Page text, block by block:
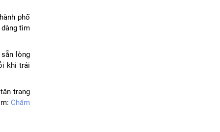
phố
tìm
lòng
khi trải
trang
Chăm